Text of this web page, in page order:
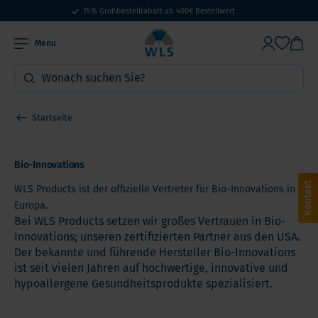
15% Großbestellrabatt ab 400€ Bestellwert
Menu
Startseite
Bio-Innovations
WLS Products ist der offizielle Vertreter für Bio-Innovations in
Europa.
Bei WLS Products setzen wir großes Vertrauen in Bio-
Innovations; unseren zertifizierten Partner aus den USA.
Der bekannte und führende Hersteller Bio-Innovations
ist seit vielen Jahren auf hochwertige, innovative und
hypoallergene Gesundheitsprodukte spezialisiert.
Kontakt